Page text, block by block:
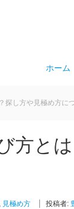
ホーム
探し方や見極め方に
方と
, 見極め方 投稿者: